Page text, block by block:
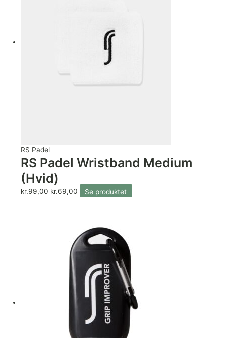
RS Padel
RS Padel Wristband Medium
(Hvid)
kr.99,00 kr.69,00 Se produktet